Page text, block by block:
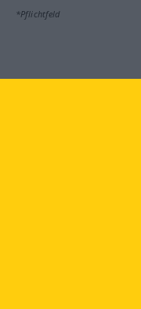
*Pflichtfeld